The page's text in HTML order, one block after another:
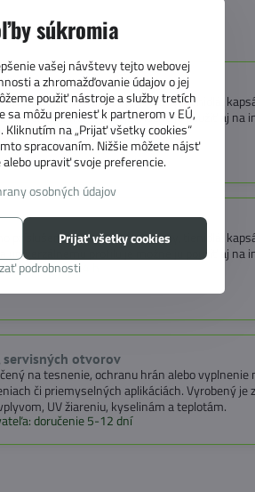
príslušenstva, ako sú predstany, tienidlá,
univerzálnemu profilu je možné ju použiť aj na
do 24 h
príslušenstva, ako sú predstany, tienidlá,
univerzálnemu profilu je možné ju použiť aj na
do 24 h
servisných otvorov
na tesnenie, ochranu hrán alebo
či priemyselných aplikáciách. Vyrobený
UV žiareniu, kyselinám a teplotám.
doručenie 5-12 dní
súkromia
vašej návštevy tejto webovej
a zhromažďovanie údajov o jej
použiť nástroje a služby tretích
sa môžu preniesť k partnerom v EÚ,
Kliknutím na „Prijať všetky cookies“
spracovaním. Nižšie môžete nájsť
upraviť svoje preferencie.
osobných údajov
podrobnosti
Prijať všetky cookies